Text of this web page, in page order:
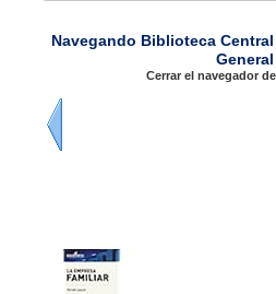
Navegando Biblioteca
General
Cerrar el navegador